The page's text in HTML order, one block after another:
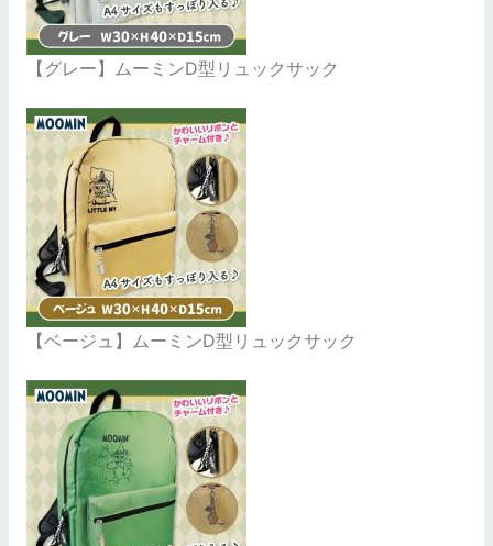
【グレー】ムーミンD型リュックサック
【ベージュ】ムーミンD型リュックサック